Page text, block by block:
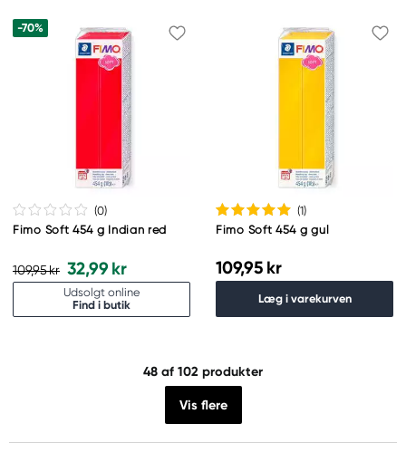
-70%
(0)
Fimo Soft 454 g Indian red
109,95 kr 32,99 kr
Udsolgt online
Find i butik
(1)
Fimo Soft 454 g gul
109,95 kr
Læg i varekurven
48 af 102 produkter
Vis flere